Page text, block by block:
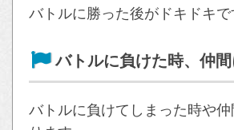
バトルに勝った後がドキドキで
バトルに負けた時、仲
バトルに負けてしまった時や